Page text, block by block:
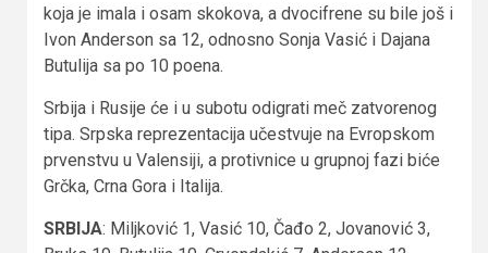
koja je imala i osam skokova, a dvocifrene su bile još i
Ivon Anderson sa 12, odnosno Sonja Vasić i Dajana
Butulija sa po 10 poena.
Srbija i Rusije će i u subotu odigrati meč zatvorenog
tipa. Srpska reprezentacija učestvuje na Evropskom
prvenstvu u Valensiji, a protivnice u grupnoj fazi biće
Grčka, Crna Gora i Italija.
SRBIJA: Miljković 1, Vasić 10, Čađo 2, Jovanović 3,